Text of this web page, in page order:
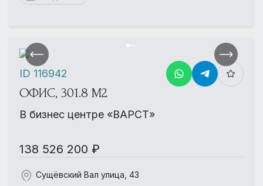
ОФИС, 301.8 М2
В бизнес центре «ВАРСТ»
138 526 200 ₽
Сущёвский Вал улица, 43
ID 116942